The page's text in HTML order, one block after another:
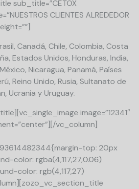
sub_title=”CETOX
CLIENTES ALREDEDOR
Canadá, Chile, Colombia, Costa
Estados Unidos, Honduras, India,
Nicaragua, Panamá, Países
Reino Unido, Rusia, Sultanato de
Ucrania y Uruguay.
image=”12341″
vc_column]
top: 20px
color: rgba(4,117,27,0.06)
color: rgb(4,117,27)